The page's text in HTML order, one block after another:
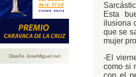
Diseño JoseMiguel.net
Esta
ilusiona
que se
mujer
-El
como si
con el